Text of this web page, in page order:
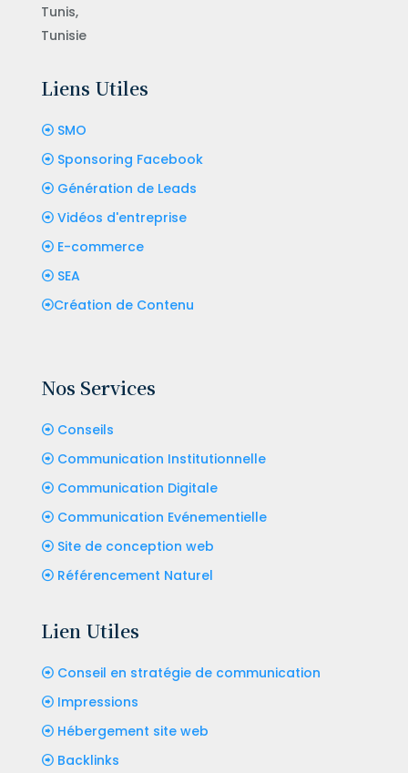
Tunis,
Tunisie
Liens Utiles
SMO
Sponsoring Facebook
Génération de Leads
Vidéos d'entreprise
E-commerce
SEA
Création de Contenu
Nos Services
Conseils
Communication Institutionnelle
Communication Digitale
Communication Evénementielle
Site de conception web
Référencement Naturel
Lien Utiles
Conseil en stratégie de communication
Impressions
Hébergement site web
Backlinks